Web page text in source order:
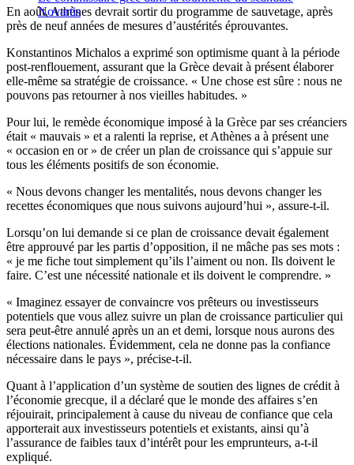
Novartis
En août, Athènes devrait sortir du programme de sauvetage, après
près de neuf années de mesures d’austérités éprouvantes.
Konstantinos Michalos a exprimé son optimisme quant à la période
post-renflouement, assurant que la Grèce devait à présent élaborer
elle-même sa stratégie de croissance. « Une chose est sûre : nous ne
pouvons pas retourner à nos vieilles habitudes. »
Pour lui, le remède économique imposé à la Grèce par ses créanciers
était « mauvais » et a ralenti la reprise, et Athènes a à présent une
« occasion en or » de créer un plan de croissance qui s’appuie sur
tous les éléments positifs de son économie.
« Nous devons changer les mentalités, nous devons changer les
recettes économiques que nous suivons aujourd’hui », assure-t-il.
Lorsqu’on lui demande si ce plan de croissance devait également
être approuvé par les partis d’opposition, il ne mâche pas ses mots :
« je me fiche tout simplement qu’ils l’aiment ou non. Ils doivent le
faire. C’est une nécessité nationale et ils doivent le comprendre. »
« Imaginez essayer de convaincre vos prêteurs ou investisseurs
potentiels que vous allez suivre un plan de croissance particulier qui
sera peut-être annulé après un an et demi, lorsque nous aurons des
élections nationales. Évidemment, cela ne donne pas la confiance
nécessaire dans le pays », précise-t-il.
Quant à l’application d’un système de soutien des lignes de crédit à
l’économie grecque, il a déclaré que le monde des affaires s’en
réjouirait, principalement à cause du niveau de confiance que cela
apporterait aux investisseurs potentiels et existants, ainsi qu’à
l’assurance de faibles taux d’intérêt pour les emprunteurs, a-t-il
expliqué.